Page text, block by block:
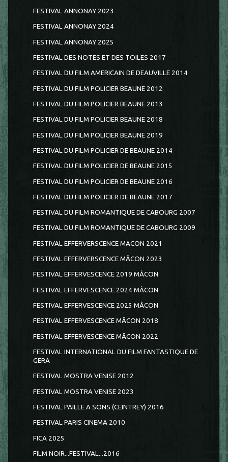
FESTIVAL ANNONAY 2023
FESTIVAL ANNONAY 2024
FESTIVAL ANNONAY 2025
FESTIVAL DES NOTES ET DES TOILES 2017
FESTIVAL DU FILM AMERICAIN DE DEAUVILLE 2014
FESTIVAL DU FILM POLICIER BEAUNE 2012
FESTIVAL DU FILM POLICIER BEAUNE 2013
FESTIVAL DU FILM POLICIER BEAUNE 2018
FESTIVAL DU FILM POLICIER BEAUNE 2019
FESTIVAL DU FILM POLICIER DE BEAUNE 2014
FESTIVAL DU FILM POLICIER DE BEAUNE 2015
FESTIVAL DU FILM POLICIER DE BEAUNE 2016
FESTIVAL DU FILM POLICIER DE BEAUNE 2017
FESTIVAL DU FILM ROMANTIQUE DE CABOURG 2007
FESTIVAL DU FILM ROMANTIQUE DE CABOURG 2009
FESTIVAL EFFERVERSCENCE MACON 2021
FESTIVAL EFFERVERSCENCE MÂCON 2023
FESTIVAL EFFERVESCENCE 2019 MÂCON
FESTIVAL EFFERVESCENCE 2024 MÂCON
FESTIVAL EFFERVESCENCE 2025 MÂCON
FESTIVAL EFFERVESCENCE MÂCON 2018
FESTIVAL EFFERVESCENCE MÂCON 2022
FESTIVAL INTERNATIONAL DU FILM FANTASTIQUE DE
GERA
FESTIVAL MOSTRA VENISE 2012
FESTIVAL MOSTRA VENISE 2023
FESTIVAL PAILLE A SONS (CEINTREY) 2016
FESTIVAL PARIS CINEMA 2010
FICA 2025
FILM NOIR...FESTIVAL...2016